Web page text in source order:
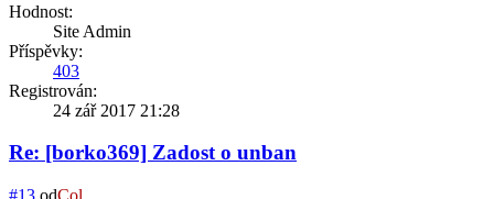
Hodnost:
Site Admin
Příspěvky:
403
Registrován:
24 zář 2017 21:28
Re: [borko369] Zadost o unban